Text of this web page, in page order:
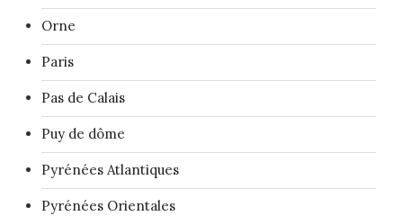
Orne
Paris
Pas de Calais
Puy de dôme
Pyrénées Atlantiques
Pyrénées Orientales